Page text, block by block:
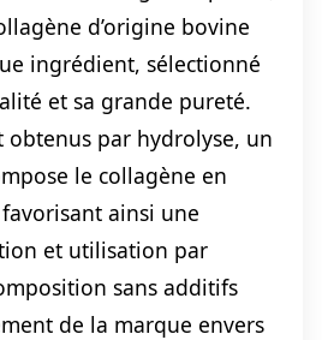
d’origine bovine
ingrédient, sélectionné
et sa grande pureté.
obtenus par hydrolyse, un
le collagène en
ainsi une
et utilisation par
sans additifs
de la marque envers